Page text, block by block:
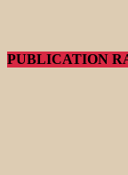
PUBLICATION